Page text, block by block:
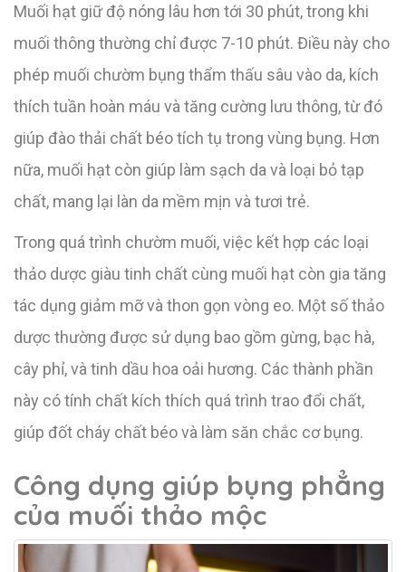
Muối hạt giữ độ nóng lâu hơn tới 30 phút, trong khi
muối thông thường chỉ được 7-10 phút. Điều này cho
phép muối chườm bụng thẩm thấu sâu vào da, kích
thích tuần hoàn máu và tăng cường lưu thông, từ đó
giúp đào thải chất béo tích tụ trong vùng bụng. Hơn
nữa, muối hạt còn giúp làm sạch da và loại bỏ tạp
chất, mang lại làn da mềm mịn và tươi trẻ.
Trong quá trình chườm muối, việc kết hợp các loại
thảo dược giàu tinh chất cùng muối hạt còn gia tăng
tác dụng giảm mỡ và thon gọn vòng eo. Một số thảo
dược thường được sử dụng bao gồm gừng, bạc hà,
cây phỉ, và tinh dầu hoa oải hương. Các thành phần
này có tính chất kích thích quá trình trao đổi chất,
giúp đốt cháy chất béo và làm săn chắc cơ bụng.
Công dụng giúp bụng phẳng
của muối thảo mộc